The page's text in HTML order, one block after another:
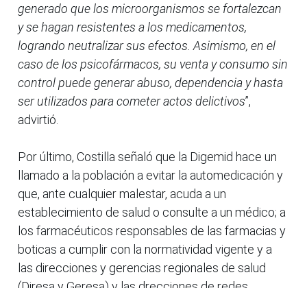
generado que los microorganismos se fortalezcan
y se hagan resistentes a los medicamentos,
logrando neutralizar sus efectos. Asimismo, en el
caso de los psicofármacos, su venta y consumo sin
control puede generar abuso, dependencia y hasta
ser utilizados para cometer actos delictivos”,
advirtió.
Por último, Costilla señaló que la Digemid hace un
llamado a la población a evitar la automedicación y
que, ante cualquier malestar, acuda a un
establecimiento de salud o consulte a un médico; a
los farmacéuticos responsables de las farmacias y
boticas a cumplir con la normatividad vigente y a
las direcciones y gerencias regionales de salud